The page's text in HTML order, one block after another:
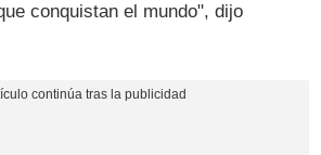
conquistan el mundo", dijo